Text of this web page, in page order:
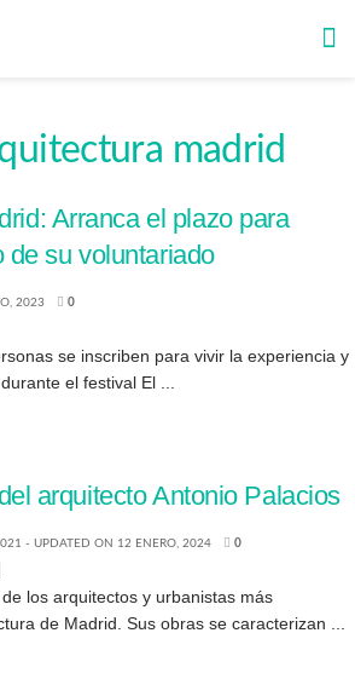
madrid
Arranca el plazo para
de su voluntariado
2023 0
se inscriben para vivir la experiencia y
el festival El ...
arquitecto Antonio Palacios
- UPDATED ON 12 ENERO, 2024 0
los arquitectos y urbanistas más
de Madrid. Sus obras se caracterizan ...